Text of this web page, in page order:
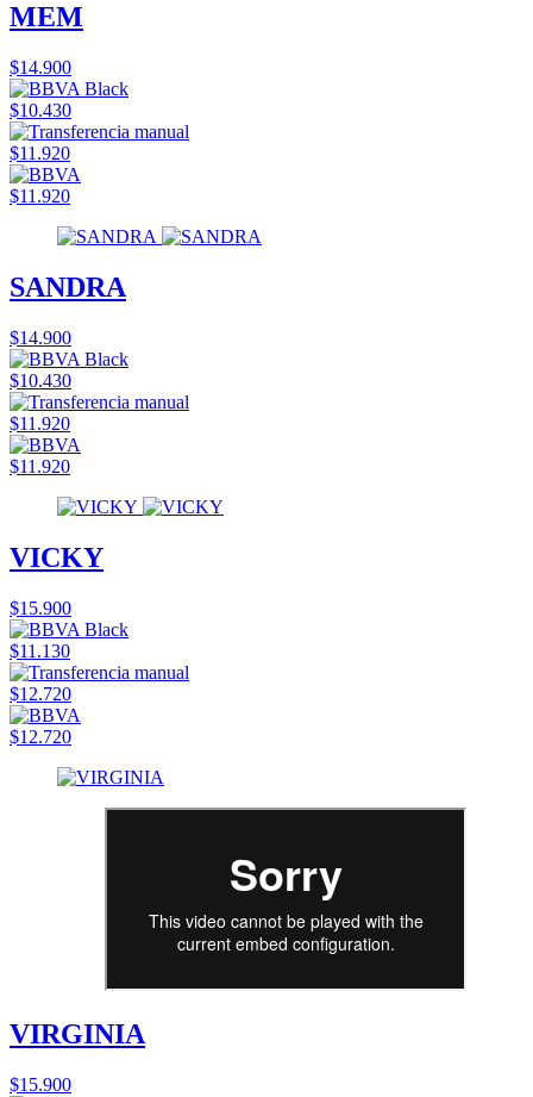
MEM
$14.900
$10.430
$11.920
$11.920
SANDRA
$14.900
$10.430
$11.920
$11.920
VICKY
$15.900
$11.130
$12.720
$12.720
VIRGINIA
$15.900